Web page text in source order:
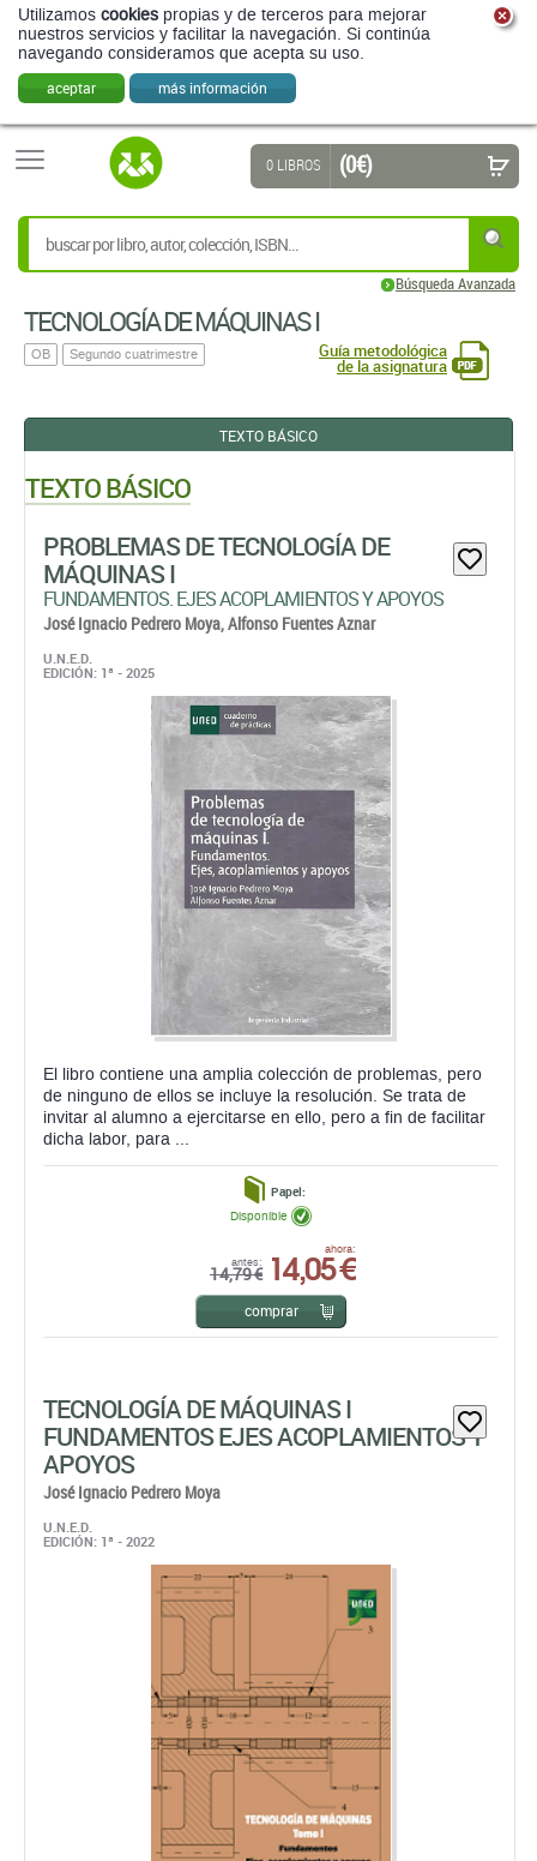
Utilizamos cookies propias y de terceros para mejorar
nuestros servicios y facilitar la navegación. Si continúa
navegando consideramos que acepta su uso.
aceptar más información
Búsqueda Avanzada
0 LIBROS (0 €)
TECNOLOGÍA DE MÁQUINAS I
OB Segundo cuatrimestre Guía metodológica
de la asignatura
TEXTO BÁSICO
TEXTO BÁSICO
PROBLEMAS DE TECNOLOGÍA DE
MÁQUINAS I
FUNDAMENTOS. EJES ACOPLAMIENTOS Y APOYOS
José Ignacio Pedrero Moya,Alfonso Fuentes Aznar
U.N.E.D.
EDICIÓN: 1ª - 2025
El libro contiene una amplia colección de problemas, pero
de ninguno de ellos se incluye la resolución. Se trata de
invitar al alumno a ejercitarse en ello, pero a fin de facilitar
dicha labor, para ...
Papel:
antes:
14,79 €
ahora:
14,05 €
Disponible
comprar
TECNOLOGÍA DE MÁQUINAS I
FUNDAMENTOS EJES ACOPLAMIENTOS Y
APOYOS
José Ignacio Pedrero Moya
U.N.E.D.
EDICIÓN: 1ª - 2022